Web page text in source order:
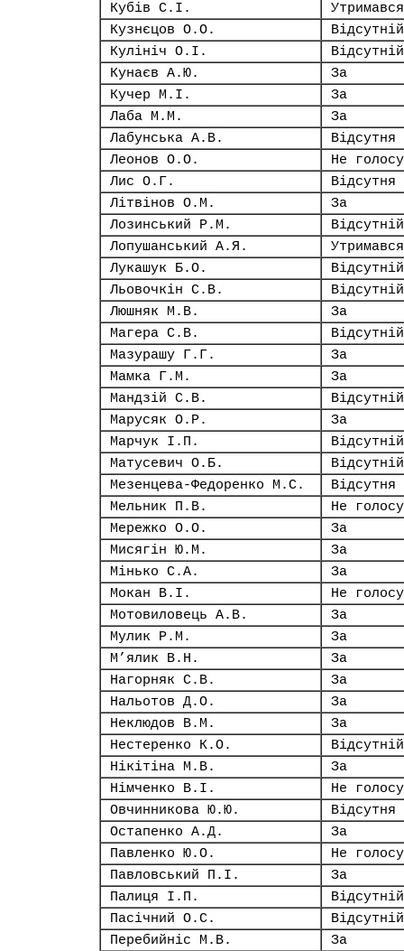
Кубів С.І.
Утримався
Кузнєцов О.О.
Відсутній
Кулініч О.І.
Відсутній
Кунаєв А.Ю.
За
Кучер М.І.
За
Лаба М.М.
За
Лабунська А.В.
Відсутня
Леонов О.О.
Не
Лис О.Г.
Відсутня
Літвінов О.М.
За
Лозинський Р.М.
Відсутній
Лопушанський А.Я.
Утримався
Лукашук Б.О.
Відсутній
Льовочкін С.В.
Відсутній
Люшняк М.В.
За
Магера С.В.
Відсутній
Мазурашу Г.Г.
За
Мамка Г.М.
За
Мандзій С.В.
Відсутній
Марусяк О.Р.
За
Марчук І.П.
Відсутній
Матусевич О.Б.
Відсутній
Мезенцева-Федоренко М.С.
Відсутня
Мельник П.В.
Не
Мережко О.О.
За
Мисягін Ю.М.
За
Мінько С.А.
За
Мокан В.І.
Не
Мотовиловець А.В.
За
Мулик Р.М.
За
М’ялик В.Н.
За
Нагорняк С.В.
За
Нальотов Д.О.
За
Неклюдов В.М.
За
Нестеренко К.О.
Відсутній
Нікітіна М.В.
За
Німченко В.І.
Не
Овчинникова Ю.Ю.
Відсутня
Остапенко А.Д.
За
Павленко Ю.О.
Не
Павловський П.І.
За
Палиця І.П.
Відсутній
Пасічний О.С.
Відсутній
Перебийніс М.В.
За